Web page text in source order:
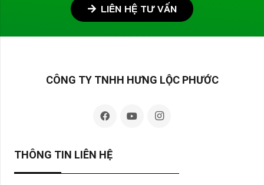
LIÊN HỆ TƯ VẤN
CÔNG TY TNHH HƯNG LỘC PHƯỚC
THÔNG TIN LIÊN HỆ